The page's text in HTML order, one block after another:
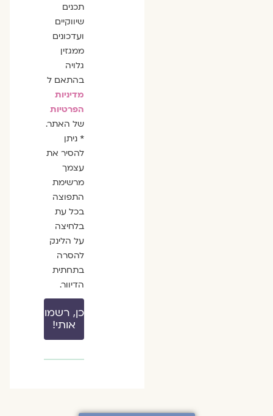
תכנים
שיווקיים
ועדכונים
ממגזין
גלויה
בהתאם ל
מדיניות
הפרטיות
של האתר.
* ניתן
להסיר את
עצמך
מרשימת
התפוצה
בכל עת
בלחיצה
על הלינק
להסרה
בתחתית
הדיוור.
כן, רשמו
אותי!